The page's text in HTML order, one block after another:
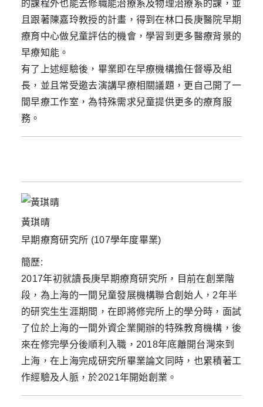
的課程外也能去修職能治療系及物理治療系的課，並
且跟著陳嘉玲教授的計畫，得到在林口長庚醫院早期
療育中心做兒童評估的機會，學習到更多醫療背景的
早療知能。
有了上述經驗後，畢業即在早療機構擔任督導及組
長，並且常受邀去演講早療相關議題，更自己開了一
間早療工作室，為特殊需求兒童提供更多的療育服
務。
黃琪晴
早期療育研究所 (107學年度畢業)
簡歷:
2017年初就讀長庚早期療育研究所，目前在創業階
段，為上海的一間兒童發展機構聯合創始人，2年半
的研究生生涯期間，在即將修完所上的學分時，面試
了位於上海的一間外資企業開辦的特殊教育機構，後
來在修完學分後順利入職，2018年底離開台灣來到
上海，在上海完成研究所畢業論文同時，也累積著工
作經驗及人脈，於2021年開始創業。